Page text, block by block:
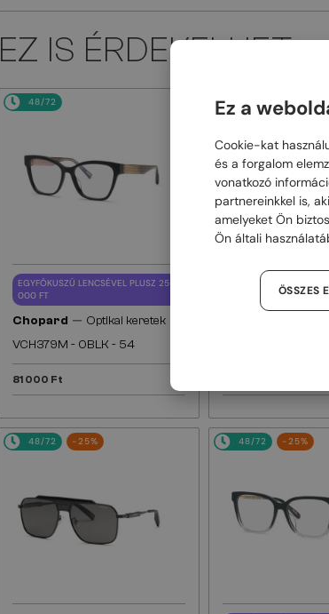
EZ IS ÉRDEKELHET
48/72
EGYFÓKUSZÚ LENCSÉVEL PLUSZ 25
000 FT
Chopard — Optikai keretek
VCH379M - 0BLK - 54
81 000 Ft
48/72 -25%
—
SCH353M - 04GB
48/72 -25% 48/72 -25%
Ez a
Cookie-kat
és a forgalom
vonatkozó
partnereinkkel is,
amelyeket Ön
Ön általi
ÖSSZES